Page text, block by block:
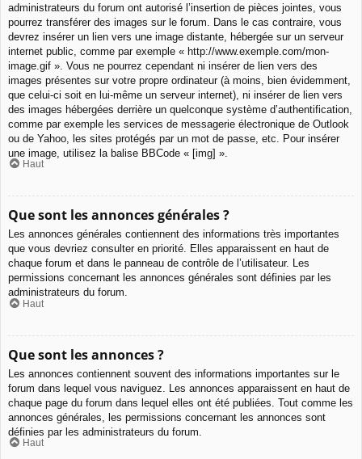
administrateurs du forum ont autorisé l’insertion de pièces jointes, vous
pourrez transférer des images sur le forum. Dans le cas contraire, vous
devrez insérer un lien vers une image distante, hébergée sur un serveur
internet public, comme par exemple « http://www.exemple.com/mon-
image.gif ». Vous ne pourrez cependant ni insérer de lien vers des
images présentes sur votre propre ordinateur (à moins, bien évidemment,
que celui-ci soit en lui-même un serveur internet), ni insérer de lien vers
des images hébergées derrière un quelconque système d’authentification,
comme par exemple les services de messagerie électronique de Outlook
ou de Yahoo, les sites protégés par un mot de passe, etc. Pour insérer
une image, utilisez la balise BBCode « [img] ».
Haut
Que sont les annonces générales ?
Les annonces générales contiennent des informations très importantes
que vous devriez consulter en priorité. Elles apparaissent en haut de
chaque forum et dans le panneau de contrôle de l’utilisateur. Les
permissions concernant les annonces générales sont définies par les
administrateurs du forum.
Haut
Que sont les annonces ?
Les annonces contiennent souvent des informations importantes sur le
forum dans lequel vous naviguez. Les annonces apparaissent en haut de
chaque page du forum dans lequel elles ont été publiées. Tout comme les
annonces générales, les permissions concernant les annonces sont
définies par les administrateurs du forum.
Haut